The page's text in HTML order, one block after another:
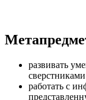
развивать
работать с